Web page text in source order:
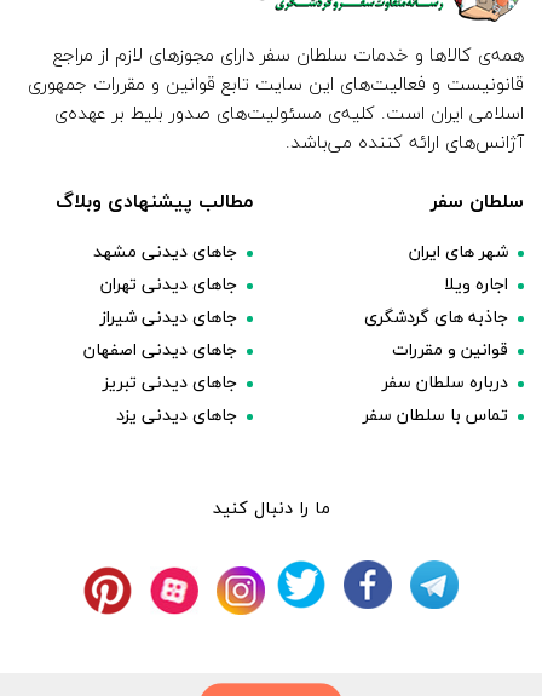
همه‌ی کالاها و خدمات سلطان سفر دارای مجوزهای لازم از مراجع
قانونیست و فعالیت‌های این سایت تابع قوانین و مقررات جمهوری
اسلامی ایران است. کلیه‌ی مسئولیت‌های صدور بلیط بر عهده‌ی
آژانس‌های ارائه کننده می‌باشد.
سلطان سفر
شهر های ایران
اجاره ویلا
جاذبه های گردشگری
قوانین و مقررات
درباره سلطان سفر
تماس با سلطان سفر
مطالب پیشنهادی وبلاگ
جاهای دیدنی مشهد
جاهای دیدنی تهران
جاهای دیدنی شیراز
جاهای دیدنی اصفهان
جاهای دیدنی تبریز
جاهای دیدنی یزد
ما را دنبال کنید